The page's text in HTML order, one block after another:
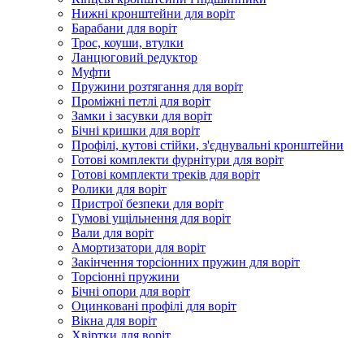
Нижні кронштейни для воріт
Барабани для воріт
Трос, коуши, втулки
Ланцюговий редуктор
Муфти
Пружини розтягання для воріт
Проміжні петлі для воріт
Замки і засувки для воріт
Бічні кришки для воріт
Профілі, кутові стійки, з'єднувальні кронштейни
Готові комплекти фурнітури для воріт
Готові комплекти треків для воріт
Ролики для воріт
Пристрої безпеки для воріт
Гумові ущільнення для воріт
Вали для воріт
Амортизатори для воріт
Закінчення торсіонних пружин для воріт
Торсіонні пружини
Бічні опори для воріт
Оцинковані профілі для воріт
Вікна для воріт
Хвіртки для воріт